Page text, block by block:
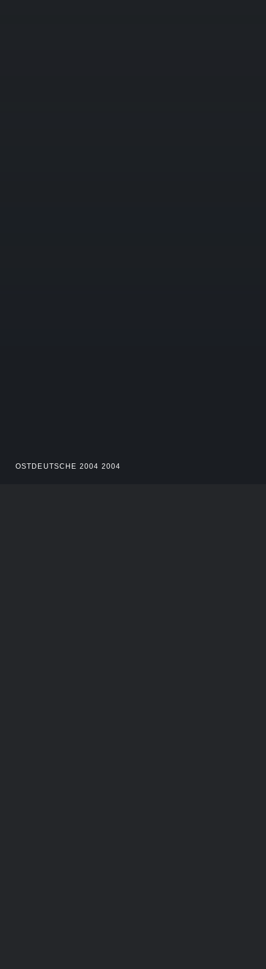
OSTDEUTSCHE 2004 2004